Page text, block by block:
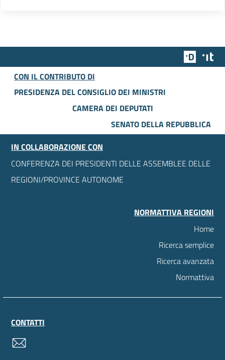
Team
CON IL CONTRIBUTO DI
PRESIDENZA DEL CONSIGLIO DEI MINISTRI
CAMERA DEI DEPUTATI
SENATO DELLA REPUBBLICA
IN COLLABORAZIONE CON
CONFERENZA DEI PRESIDENTI DELLE ASSEMBLEE DELLE
REGIONI/PROVINCE AUTONOME
NORMATTIVA REGIONI
Home
Ricerca semplice
Ricerca avanzata
Normattiva
CONTATTI